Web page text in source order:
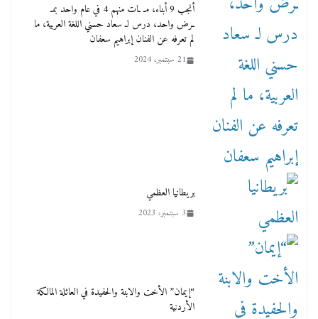
أنجب 9 أبناء، مـ ـات منهم 4 في عام واحد بمـ
ـرض واحد، درس لـ سعاد حسني اللغة العربية، ما
لم تعرفه عن الفنان إبراهيم سعفان
21 سبتمبر، 2024
بريطانيا العظمي
3 سبتمبر، 2023
“إيمان” الأخت والابنة والحفيدة في العائلة المالكة
الأردنية